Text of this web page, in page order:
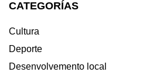
CATEGORÍAS
Cultura
Deporte
Desenvolvemento local